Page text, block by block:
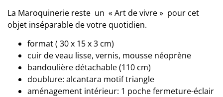
La Maroquinerie reste un « Art de vivre » pour cet
objet inséparable de votre quotidien.
format ( 30 x 15 x 3 cm)
cuir de veau lisse, vernis, mousse néoprène
bandoulière détachable (110 cm)
doublure: alcantara motif triangle
aménagement intérieur: 1 poche fermeture-éclair